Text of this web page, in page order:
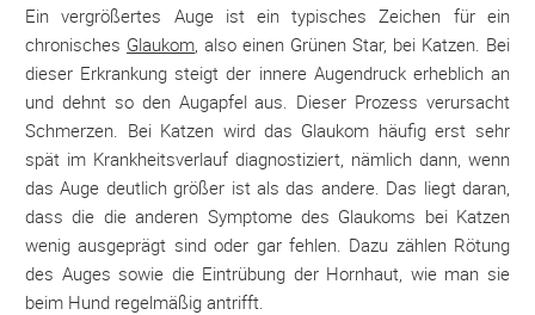
Ein vergrößertes Auge ist ein typisches Zeichen für ein
chronisches Glaukom , also einen Grünen Star, bei Katzen. Bei
dieser Erkrankung steigt der innere Augendruck erheblich an
und dehnt so den Augapfel aus. Dieser Prozess verursacht
Schmerzen. Bei Katzen wird das Glaukom häufig erst sehr
spät im Krankheitsverlauf diagnostiziert, nämlich dann, wenn
das Auge deutlich größer ist als das andere. Das liegt daran,
dass die die anderen Symptome des Glaukoms bei Katzen
wenig ausgeprägt sind oder gar fehlen. Dazu zählen Rötung
des Auges sowie die Eintrübung der Hornhaut, wie man sie
beim Hund regelmäßig antrifft.